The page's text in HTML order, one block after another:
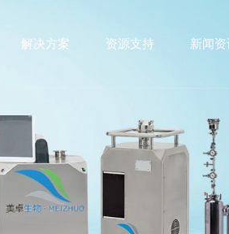
解决方案 资源支持 新闻资